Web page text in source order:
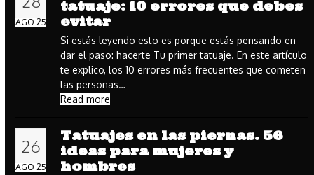
AGO 25
tatuaje: 10 errores que debes
evitar
Si estás leyendo esto es porque estás pensando en
dar el paso: hacerte Tu primer tatuaje. En este artículo
te explico, los 10 errores más frecuentes que cometen
las personas…
Read more
26
AGO 25
Tatuajes en las piernas. 56
ideas para mujeres y
hombres